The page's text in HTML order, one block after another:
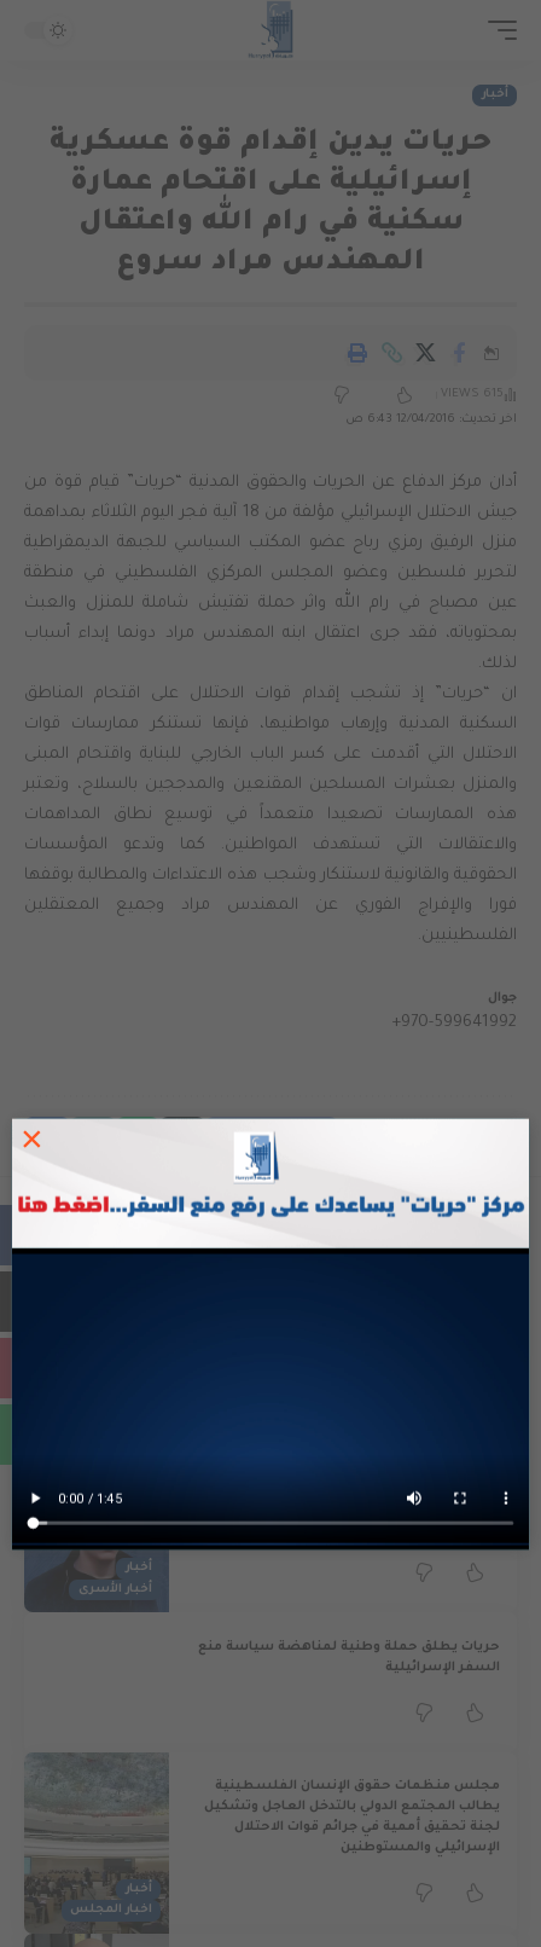
أخبار
حريات يدين إقدام قوة عسكرية
إسرائيلية على اقتحام عمارة
سكنية في رام الله واعتقال
المهندس مراد سروع
اخر تحديث: 12/04/2016 6:43 ص
615 VIEWS
أدان مركز الدفاع عن الحريات والحقوق المدنية “حريات” قيام قوة من
جيش الاحتلال الإسرائيلي مؤلفة من 18 آلية فجر اليوم الثلاثاء بمداهمة
منزل الرفيق رمزي رباح عضو المكتب السياسي للجبهة الديمقراطية
لتحرير فلسطين وعضو المجلس المركزي الفلسطيني في منطقة
عين مصباح في رام الله واثر حملة تفتيش شاملة للمنزل والعبث
بمحتوياته، فقد جرى اعتقال ابنه المهندس مراد دونما إبداء أسباب
لذلك.
ان “حريات” إذ تشجب إقدام قوات الاحتلال على اقتحام المناطق
السكنية المدنية وإرهاب مواطنيها، فإنها تستنكر ممارسات قوات
الاحتلال التي أقدمت على كسر الباب الخارجي للبناية واقتحام المبنى
والمنزل بعشرات المسلحين المقنعين والمدججين بالسلاح، وتعتبر
هذه الممارسات تصعيدا متعمداً في توسيع نطاق المداهمات
والاعتقالات التي تستهدف المواطنين. كما وتدعو المؤسسات
الحقوقية والقانونية لاستنكار وشجب هذه الاعتداءات والمطالبة بوقفها
فورا والإفراج الفوري عن المهندس مراد وجميع المعتقلين
الفلسطينيين.
جوال
+970-599641992
FACEBOOK
اخبار متعلقة
أخبار
أخبار الأسرى
حريّات يحمل سلطات الاحتلال المسؤولية عن
استشهاد الأسير نور جابر برغوثي
حريات يطلق حملة وطنية لمناهضة سياسة منع
السفر الإسرائيلية
أخبار
اخبار المجلس
مجلس منظمات حقوق الإنسان الفلسطينية
يطالب المجتمع الدولي بالتدخل العاجل وتشكيل
لجنة تحقيق أممية في جرائم قوات الاحتلال
الإسرائيلي والمستوطنين
×